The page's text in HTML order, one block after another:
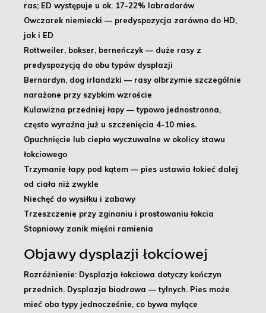
ras; ED występuje u ok. 17-22% labradorów
Owczarek niemiecki — predyspozycja zarówno do HD,
jak i ED
Rottweiler, bokser, berneńczyk — duże rasy z
predyspozycją do obu typów dysplazji
Bernardyn, dog irlandzki — rasy olbrzymie szczególnie
narażone przy szybkim wzroście
Kulawizna przedniej łapy — typowo jednostronna,
często wyraźna już u szczenięcia 4-10 mies.
Opuchnięcie lub ciepło wyczuwalne w okolicy stawu
łokciowego
Trzymanie łapy pod kątem — pies ustawia łokieć dalej
od ciała niż zwykle
Niechęć do wysiłku i zabawy
Trzeszczenie przy zginaniu i prostowaniu łokcia
Stopniowy zanik mięśni ramienia
Objawy dysplazji łokciowej
Rozróżnienie: Dysplazja łokciowa dotyczy kończyn
przednich. Dysplazja biodrowa — tylnych. Pies może
mieć oba typy jednocześnie, co bywa mylące